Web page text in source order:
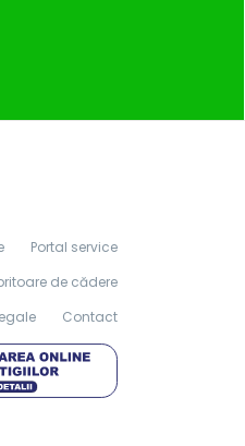
Portal service
de cădere
Contact